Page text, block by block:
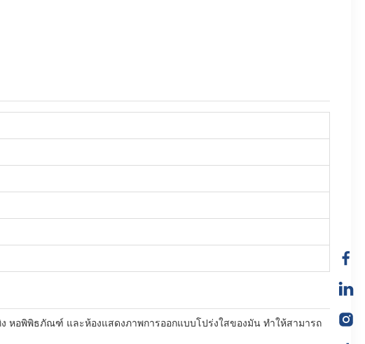
หอพิพิธภัณฑ์ และห้องแสดงภาพการออกแบบโปร่งใสของมัน ทําให้สามารถ